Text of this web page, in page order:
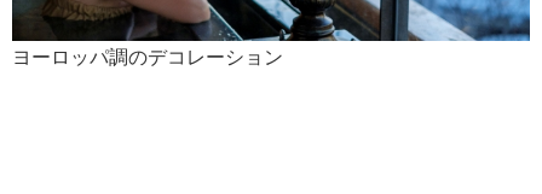
ヨーロッパ調のデコレーション